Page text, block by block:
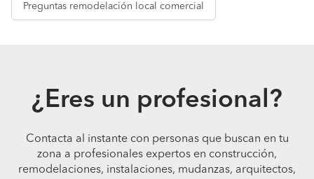
Preguntas remodelación local comercial
¿Eres un profesional?
Contacta al instante con personas que buscan en tu
zona a profesionales expertos en construcción,
remodelaciones, instalaciones, mudanzas, arquitectos,